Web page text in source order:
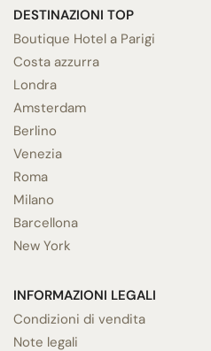
DESTINAZIONI TOP
Boutique Hotel a Parigi
Costa azzurra
Londra
Amsterdam
Berlino
Venezia
Roma
Milano
Barcellona
New York
INFORMAZIONI LEGALI
Condizioni di vendita
Note legali